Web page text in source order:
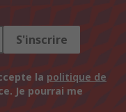
S'inscrire
la politique de
Je pourrai me